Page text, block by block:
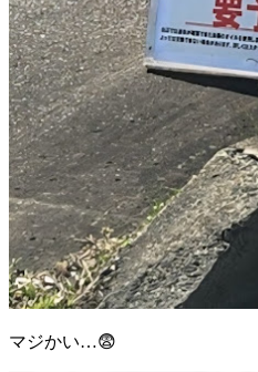
マジかい…😨